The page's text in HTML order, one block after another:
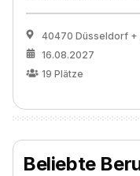
40470 Düsseldorf +
16.08.2027
19 Plätze
Beliebte